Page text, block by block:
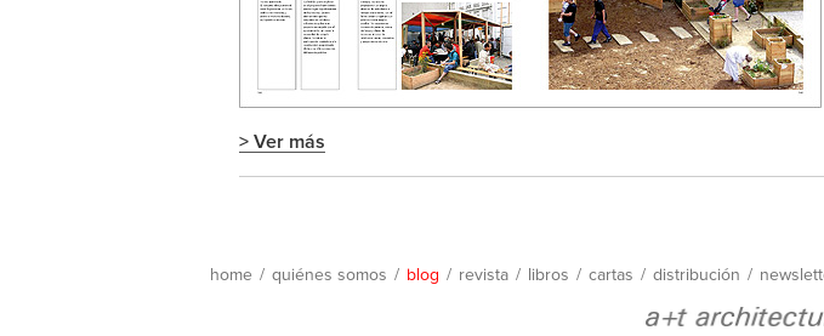
> Ver más
home / quiénes somos / blog / revista / libros / cartas / distribución /